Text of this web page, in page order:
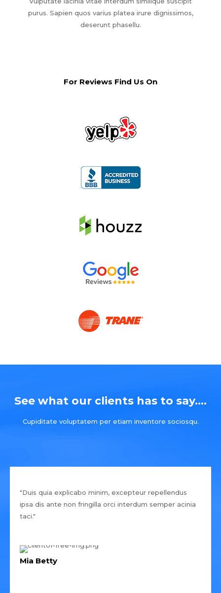
purus. Sapien quos varius platea irure dignissimos,
deserunt phasellu.
For Reviews Find Us On
See what our clients has to say....
Cupiditate voluptatem per etiam inventore sociosqu.
"Duis quia explicabo minim, excepteur repellendus
ipsa dis ante non fringilla orci interdum semper acinia
taci."
Mia Betty